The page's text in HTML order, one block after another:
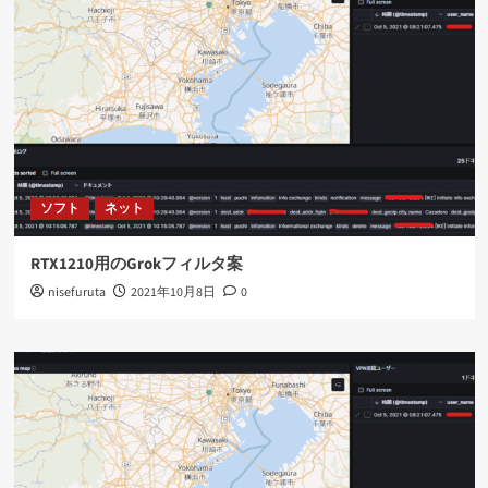
ソフト ネット
RTX1210用のGrokフィルタ案
nisefuruta 2021年10月8日 0